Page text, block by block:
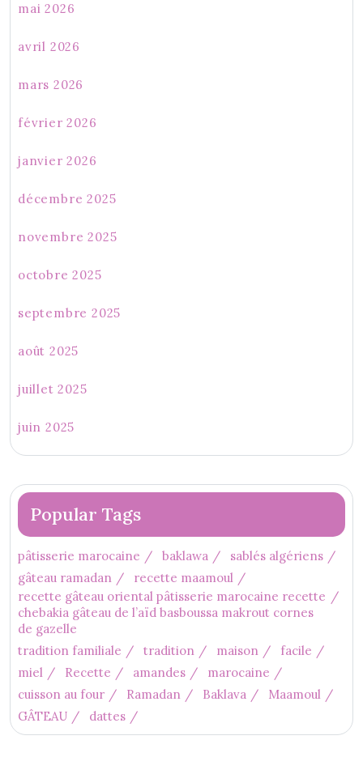
mai 2026
avril 2026
mars 2026
février 2026
janvier 2026
décembre 2025
novembre 2025
octobre 2025
septembre 2025
août 2025
juillet 2025
juin 2025
Popular Tags
pâtisserie marocaine baklawa
sablés algériens
gâteau ramadan
recette maamoul
recette gâteau oriental pâtisserie marocaine recette
chebakia gâteau de l’aïd basboussa makrout cornes
de gazelle
tradition familiale
tradition maison
facile
miel
Recette amandes
marocaine
cuisson au four
Ramadan Baklava
Maamoul
GÂTEAU
dattes